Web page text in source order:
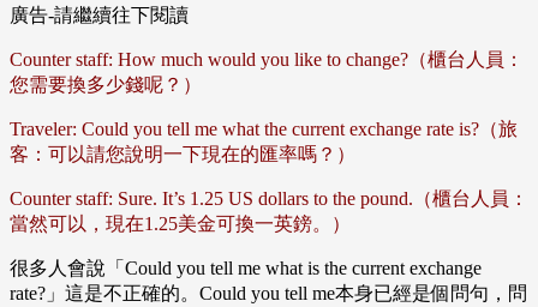
廣告-請繼續往下閱讀
Counter staff: How much would you like to change?（櫃台人員：
您需要換多少錢呢？）
Traveler: Could you tell me what the current exchange rate is?（旅
客：可以請您說明一下現在的匯率嗎？）
Counter staff: Sure. It’s 1.25 US dollars to the pound.（櫃台人員：
當然可以，現在1.25美金可換一英鎊。）
很多人會說「Could you tell me what is the current exchange
rate?」這是不正確的。Could you tell me本身已經是個問句，問